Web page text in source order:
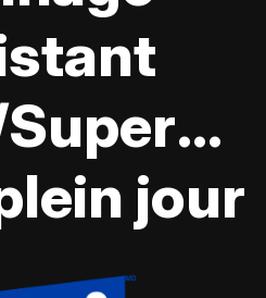
jour